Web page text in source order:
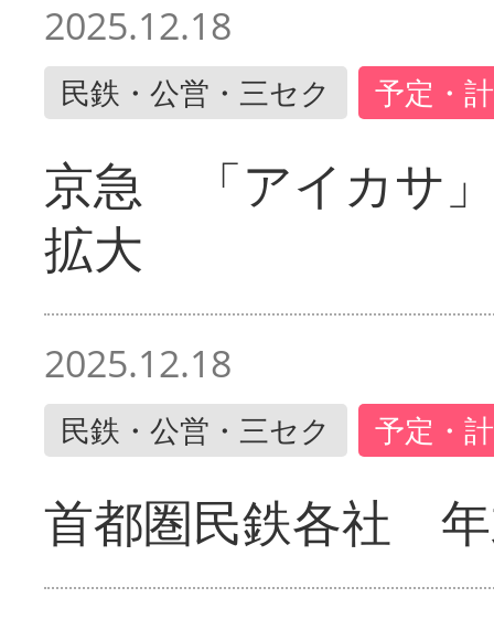
2025.12.18
民鉄・公営・三セク 予定・
京急 「アイカサ
拡大
2025.12.18
民鉄・公営・三セク 予定・
首都圏民鉄各社